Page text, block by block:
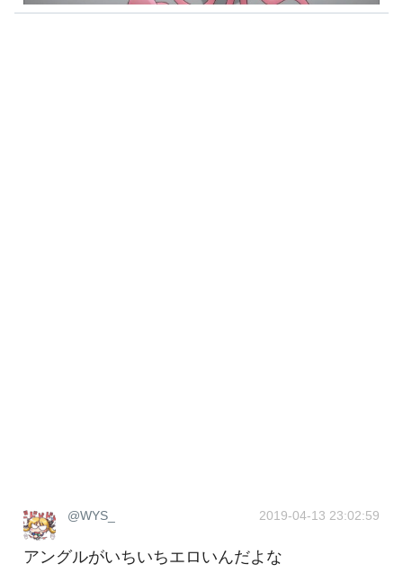
@WYS_ 2019-04-13 23:02:59
アングルがいちいちエロいんだよな